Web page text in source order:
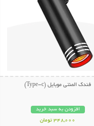
فندک المنتی موبایل (Type-c)
افزودن به سبد خرید
348,000 تومان